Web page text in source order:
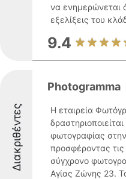
να ενημερώνεται
εξελίξεις του
9.4
Διακριθέντες
Photogramma
Η εταιρεία
φωτογραφίας
προσφέροντας
σύγχρονο
Αγίας Ζώνης 23.